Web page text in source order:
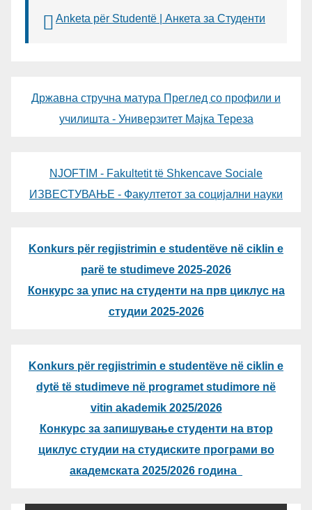
Anketa për Studentë | Анкета за Студенти
Државна стручна матура Преглед со профили и
училишта - Универзитет Мајка Тереза
NJOFTIM - Fakultetit të Shkencave Sociale
ИЗВЕСТУВАЊЕ - Факултетот за социјални науки
Konkurs për regjistrimin e studentëve në ciklin e
parë te studimeve 2025-2026
Конкурс за упис на студенти на прв циклус на
студии 2025-2026
Konkurs për regjistrimin e studentëve në ciklin e
dytë të studimeve në programet studimore në
vitin akademik 2025/2026
Конкурс за запишување студенти на втор
циклус студии на студиските програми во
академската 2025/2026 година